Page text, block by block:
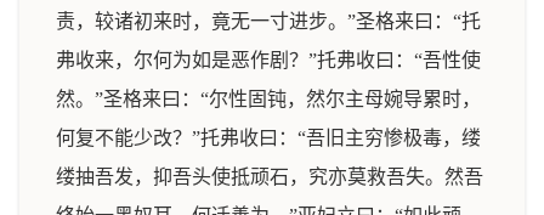
责，较诸初来时，竟无一寸进步。”圣格来曰：“托
弗收来，尔何为如是恶作剧？”托弗收曰：“吾性使
然。”圣格来曰：“尔性固钝，然尔主母婉导累时，
何复不能少改？”托弗收曰：“吾旧主穷惨极毒，缕
缕抽吾发，抑吾头使抵顽石，究亦莫救吾失。然吾